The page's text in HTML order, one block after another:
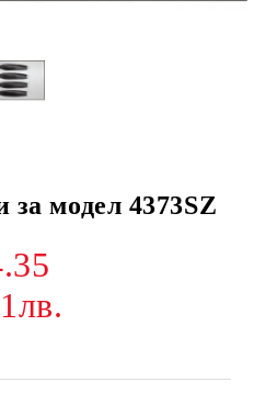
за модел 4373SZ